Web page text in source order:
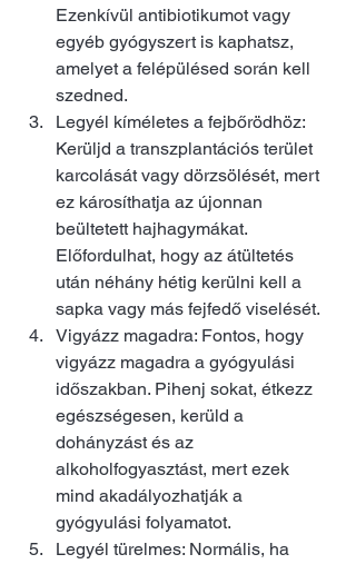
Ezenkívül antibiotikumot vagy
egyéb gyógyszert is kaphatsz,
amelyet a felépülésed során kell
szedned.
Legyél kíméletes a fejbőrödhöz:
Kerüljd a transzplantációs terület
karcolását vagy dörzsölését, mert
ez károsíthatja az újonnan
beültetett hajhagymákat.
Előfordulhat, hogy az átültetés
után néhány hétig kerülni kell a
sapka vagy más fejfedő viselését.
Vigyázz magadra: Fontos, hogy
vigyázz magadra a gyógyulási
időszakban. Pihenj sokat, étkezz
egészségesen, kerüld a
dohányzást és az
alkoholfogyasztást, mert ezek
mind akadályozhatják a
gyógyulási folyamatot.
Legyél türelmes: Normális, ha